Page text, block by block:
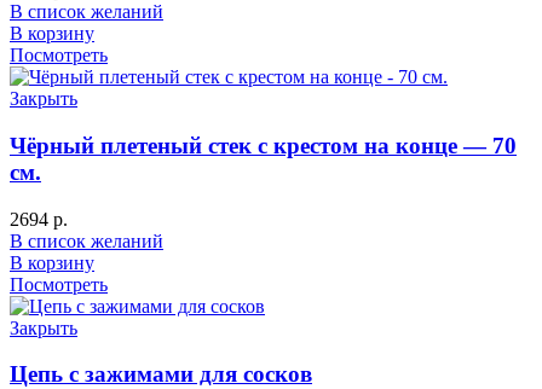
В список желаний
В корзину
Посмотреть
Закрыть
Чёрный плетеный стек с крестом на конце — 70
см.
2694 р.
В список желаний
В корзину
Посмотреть
Закрыть
Цепь с зажимами для сосков